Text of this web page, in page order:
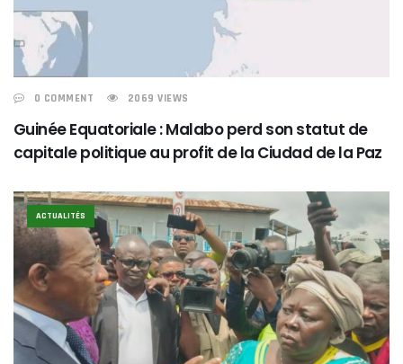
0 COMMENT 2069 VIEWS
Guinée Equatoriale : Malabo perd son statut de
capitale politique au profit de la Ciudad de la Paz
ACTUALITÉS